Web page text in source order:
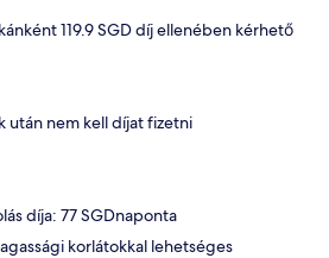
119.9 SGD díj ellenében kérhető
után nem kell díjat fizetni
díja: 77 SGDnaponta
korlátokkal lehetséges